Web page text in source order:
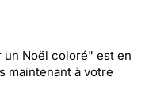
un Noël coloré" est en
maintenant à votre